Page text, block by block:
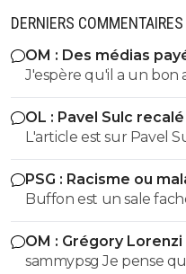
DERNIERS COMMENTAIRES
OM : Des médias
accusé
J'espère qu'il a un bon
qu'il va vite exploser
OL : Pavel Sulc
L'article est sur Pavel
PSG : Racisme ou
Buffon est un sale
cetait pas un hasard...
OM : Grégory
sammypsg Je pense